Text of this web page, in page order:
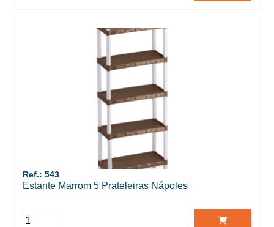
Ref.: 543
Estante Marrom 5 Prateleiras Nápoles